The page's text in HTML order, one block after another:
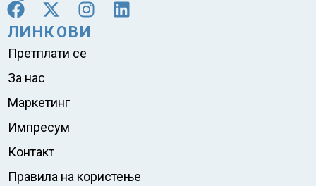
ЛИНКОВИ
Претплати се
За нас
Маркетинг
Импресум
Контакт
Правила на користење